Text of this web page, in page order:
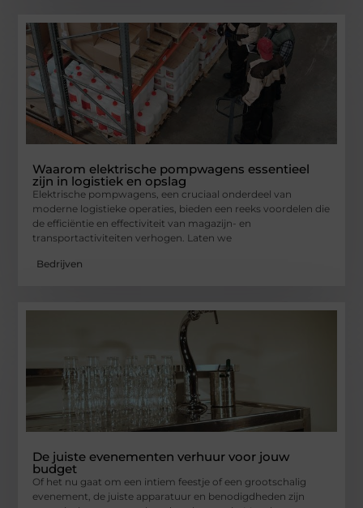
Waarom elektrische pompwagens essentieel
zijn in logistiek en opslag
Elektrische pompwagens, een cruciaal onderdeel van
moderne logistieke operaties, bieden een reeks voordelen die
de efficiëntie en effectiviteit van magazijn- en
transportactiviteiten verhogen. Laten we
Bedrijven
De juiste evenementen verhuur voor jouw
budget
Of het nu gaat om een intiem feestje of een grootschalig
evenement, de juiste apparatuur en benodigdheden zijn